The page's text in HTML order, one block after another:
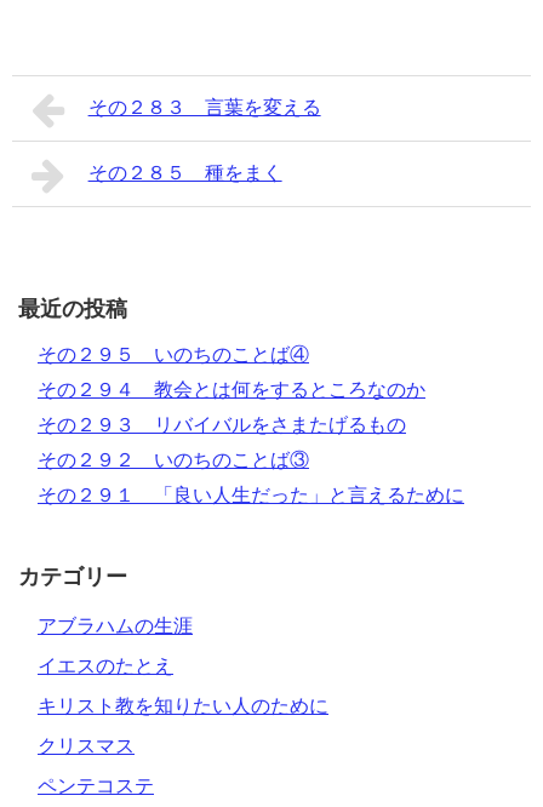
その２８３ 言葉を変える
その２８５ 種をまく
最近の投稿
その２９５ いのちのことば④
その２９４ 教会とは何をするところなのか
その２９３ リバイバルをさまたげるもの
その２９２ いのちのことば③
その２９１ 「良い人生だった」と言えるために
カテゴリー
アブラハムの生涯
イエスのたとえ
キリスト教を知りたい人のために
クリスマス
ペンテコステ